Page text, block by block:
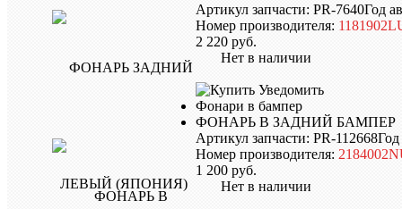
Артикул запчасти: PR-7640Год
Номер производителя:
2 220 руб.
Нет в наличии
Уведомить
Фонари в бампер
ФОНАРЬ В ЗАДНИЙ БАМПЕР
Артикул запчасти: PR-112668
Номер производителя:
1 200 руб.
Нет в наличии